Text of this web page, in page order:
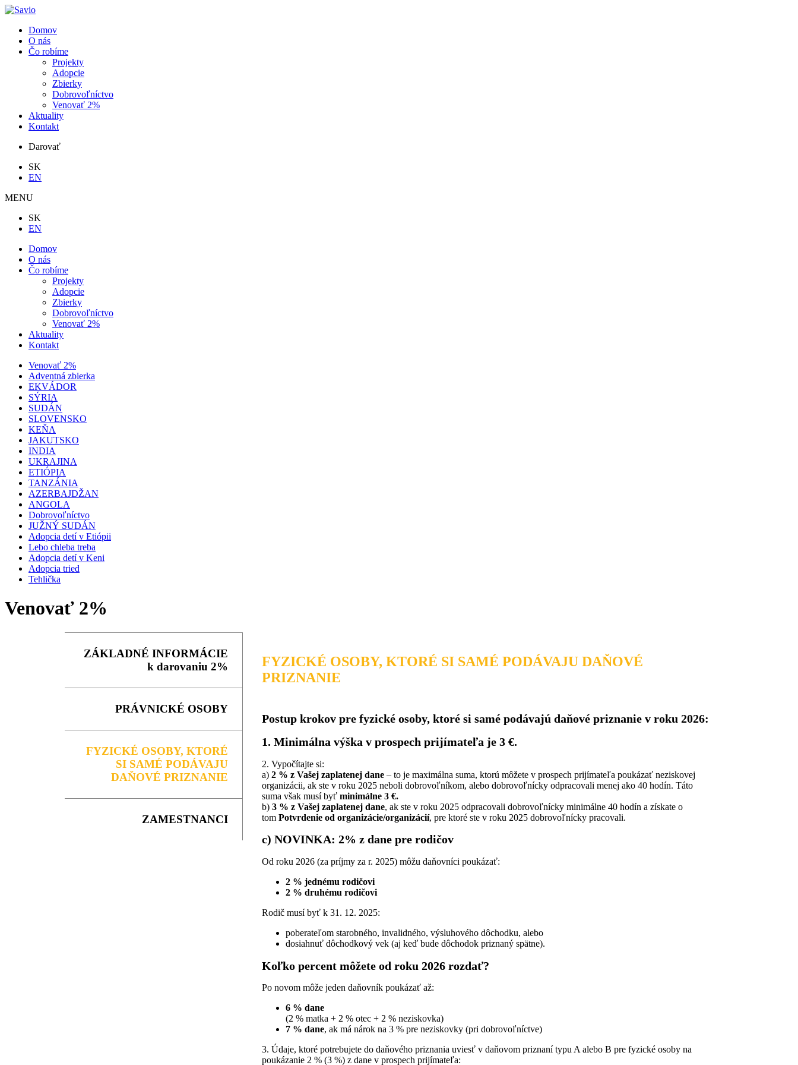
Domov
O nás
Čo robíme
Projekty
Adopcie
Zbierky
Dobrovoľníctvo
Venovať 2%
Aktuality
Kontakt
Darovať
SK
EN
MENU
SK
EN
Domov
O nás
Čo robíme
Projekty
Adopcie
Zbierky
Dobrovoľníctvo
Venovať 2%
Aktuality
Kontakt
Venovať 2%
Adventná zbierka
EKVÁDOR
SÝRIA
SUDÁN
SLOVENSKO
KEŇA
JAKUTSKO
INDIA
UKRAJINA
ETIÓPIA
TANZÁNIA
AZERBAJDŽAN
ANGOLA
Dobrovoľníctvo
JUŽNÝ SUDÁN
Adopcia detí v Etiópii
Lebo chleba treba
Adopcia detí v Keni
Adopcia tried
Tehlička
Venovať 2%
ZÁKLADNÉ INFORMÁCIE
k darovaniu 2%
PRÁVNICKÉ OSOBY
FYZICKÉ OSOBY, KTORÉ
SI SAMÉ PODÁVAJU
DAŇOVÉ PRIZNANIE
ZAMESTNANCI
FYZICKÉ OSOBY, KTORÉ SI SAMÉ PODÁVAJU DAŇOVÉ
PRIZNANIE
Postup krokov pre fyzické osoby, ktoré si samé podávajú daňové priznanie v roku 2026:
1. Minimálna výška v prospech prijímateľa je 3 €.
2. Vypočítajte si:
a) 2 % z Vašej zaplatenej dane – to je maximálna suma, ktorú môžete v prospech prijímateľa poukázať neziskovej
organizácii, ak ste v roku 2025 neboli dobrovoľníkom, alebo dobrovoľnícky odpracovali menej ako 40 hodín. Táto
suma však musí byť minimálne 3 €.
b) 3 % z Vašej zaplatenej dane, ak ste v roku 2025 odpracovali dobrovoľnícky minimálne 40 hodín a získate o
tom Potvrdenie od organizácie/organizácií, pre ktoré ste v roku 2025 dobrovoľnícky pracovali.
c) NOVINKA: 2% z dane pre rodičov
Od roku 2026 (za príjmy za r. 2025) môžu daňovníci poukázať:
2 % jednému rodičovi
2 % druhému rodičovi
Rodič musí byť k 31. 12. 2025:
poberateľom starobného, invalidného, výsluhového dôchodku, alebo
dosiahnuť dôchodkový vek (aj keď bude dôchodok priznaný spätne).
Koľko percent môžete od roku 2026 rozdať?
Po novom môže jeden daňovník poukázať až:
6 % dane
(2 % matka + 2 % otec + 2 % neziskovka)
7 % dane, ak má nárok na 3 % pre neziskovky (pri dobrovoľníctve)
3. Údaje, ktoré potrebujete do daňového priznania uviesť v daňovom priznaní typu A alebo B pre fyzické osoby na
poukázanie 2 % (3 %) z dane v prospech prijímateľa: